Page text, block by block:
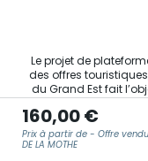
160,00 €
Prix à partir de - Offre vendue
DE LA MOTHE
Le projet de
des offres
du Grand Est fait